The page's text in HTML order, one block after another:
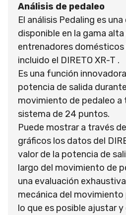
Análisis de pedaleo
El análisis Pedaling es
disponible en la gama alta
entrenadores
incluido el DIRETO XR-T .
Es una función
potencia de salida
movimiento de pedaleo a
sistema de 24 puntos.
Puede mostrar a través
gráficos los datos del
valor de la potencia de
largo del movimiento de
una evaluación
mecánica del
lo que es posible ajustar